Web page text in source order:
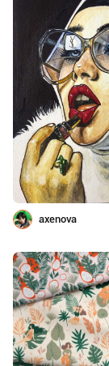
axenova